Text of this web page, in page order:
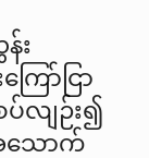
း
ော်ငြာ
ပ်လျဉ်း၍
သောက်